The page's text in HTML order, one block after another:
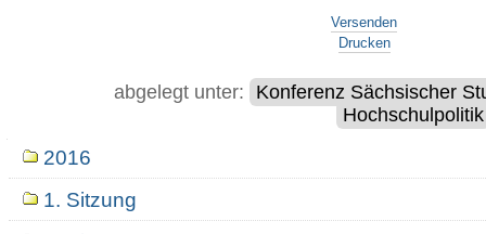
Versenden
Drucken
abgelegt unter:
Konferenz Sächsischer
Hochschulpolitik
Navigation
2016
1. Sitzung